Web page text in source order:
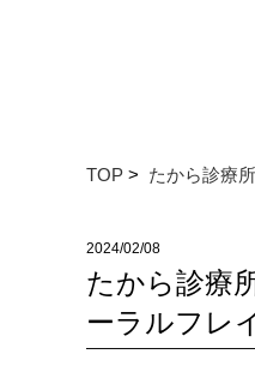
TOP > たから診療所
2024/02/08
たから診療
ーラルフレ